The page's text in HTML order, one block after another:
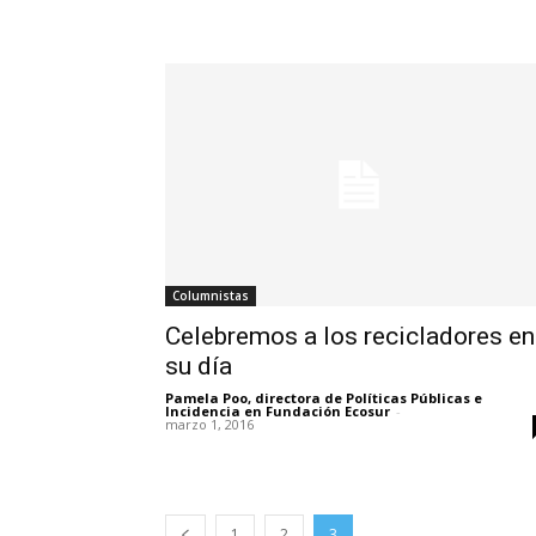
Columnistas
Celebremos a los recicladores en
su día
Pamela Poo, directora de Políticas Públicas e
Incidencia en Fundación Ecosur -
marzo 1, 2016